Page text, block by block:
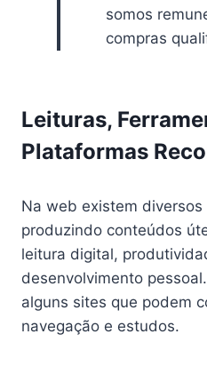
somos
compras
Leituras,
Plataformas
Na web existem
produzindo conteúdos
leitura digital,
desenvolvimento
alguns sites que podem
navegação e estudos.